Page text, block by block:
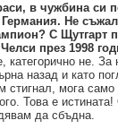
в чужбина си
Германия. Не
С Щутгарт
през 1998
категорично не.
назад и като
стигнал, мога само
Това е
да сбъдна.